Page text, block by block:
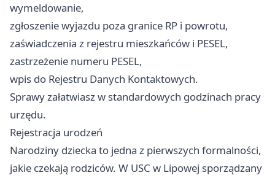
wymeldowanie,
zgłoszenie wyjazdu poza granice RP i powrotu,
zaświadczenia z rejestru mieszkańców i PESEL,
zastrzeżenie numeru PESEL,
wpis do Rejestru Danych Kontaktowych.
Sprawy załatwiasz w standardowych godzinach pracy
urzędu.
Rejestracja urodzeń
Narodziny dziecka to jedna z pierwszych formalności,
jakie czekają rodziców. W USC w Lipowej sporządzany